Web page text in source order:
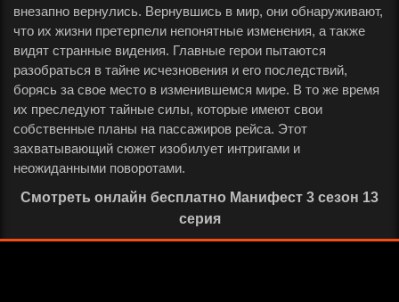
внезапно вернулись. Вернувшись в мир, они обнаруживают,
что их жизни претерпели непонятные изменения, а также
видят странные видения. Главные герои пытаются
разобраться в тайне исчезновения и его последствий,
борясь за свое место в изменившемся мире. В то же время
их преследуют тайные силы, которые имеют свои
собственные планы на пассажиров рейса. Этот
захватывающий сюжет изобилует интригами и
неожиданными поворотами.
Смотреть онлайн бесплатно Манифест 3 сезон 13
серия